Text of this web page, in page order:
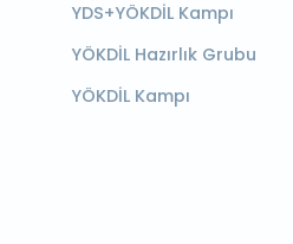
YDS+YÖKDİL Kampı
YÖKDİL Hazırlık Grubu
YÖKDİL Kampı